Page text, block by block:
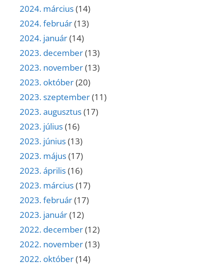
2024. március(14)
2024. február(13)
2024. január(14)
2023. december(13)
2023. november(13)
2023. október(20)
2023. szeptember(11)
2023. augusztus(17)
2023. július(16)
2023. június(13)
2023. május(17)
2023. április(16)
2023. március(17)
2023. február(17)
2023. január(12)
2022. december(12)
2022. november(13)
2022. október(14)